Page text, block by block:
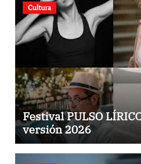
Cultura
Festival PULSO
versión 2026